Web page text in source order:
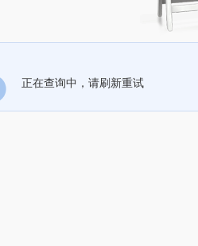
正在查询中，请刷新重试